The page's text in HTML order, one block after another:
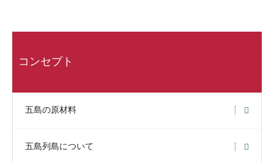
コンセプト
五島の原材料
五島列島について